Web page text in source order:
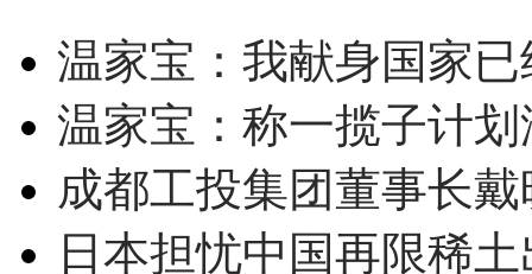
温家宝：我献身国家
温家宝：称一揽子计
成都工投集团董事长
日本担忧中国再限稀